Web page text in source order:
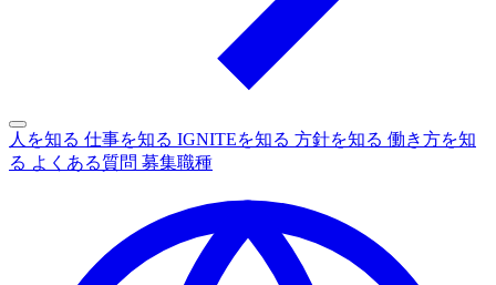
人を知る 仕事を知る IGNITEを知る 方針を知る 働き方を知
る よくある質問 募集職種